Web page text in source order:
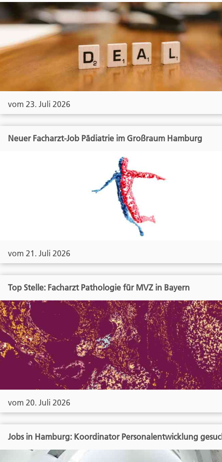
vom 23. Juli 2026
Neuer Facharzt-Job Pädiatrie im Großraum Hamburg
vom 21. Juli 2026
Top Stelle: Facharzt Pathologie für MVZ in Bayern
vom 20. Juli 2026
Jobs in Hamburg: Koordinator Personalentwicklung